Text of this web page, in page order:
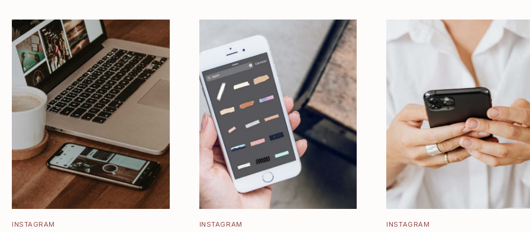
INSTAGRAM INSTAGRAM INSTAGRAM